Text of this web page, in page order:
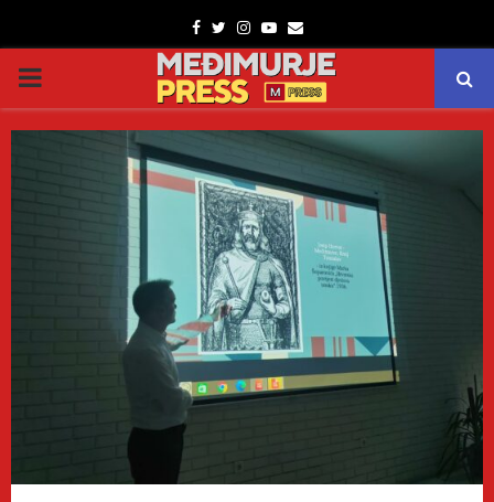
Facebook
TwitterInstagram
Youtube
Email
PRIMARY
MENU